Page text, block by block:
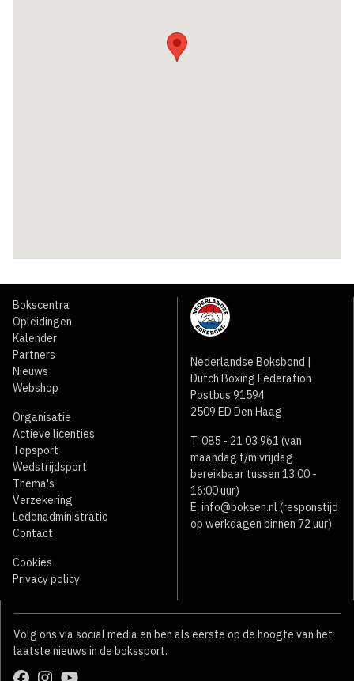
Bokscentra
Opleidingen
Kalender
Partners
Nieuws
Webshop
Organisatie
Actieve licenties
Topsport
Wedstrijdsport
Thema's
Verzekering
Ledenadministratie
Contact
Cookies
Privacy policy
Nederlandse Boksbond |
Dutch Boxing Federation
Postbus 91594
2509 ED Den Haag
T: 085 - 21 03 961 (van
maandag t/m vrijdag
bereikbaar tussen 13:00 -
16:00 uur)
E: info@boksen.nl (responstijd
op werkdagen binnen 72 uur)
Volg ons via social media en ben als eerste op de hoogte van het
laatste nieuws in de bokssport.